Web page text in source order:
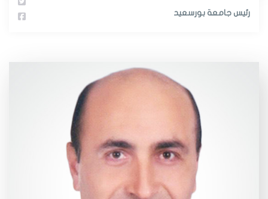
رئيس جامعة بورسعيد